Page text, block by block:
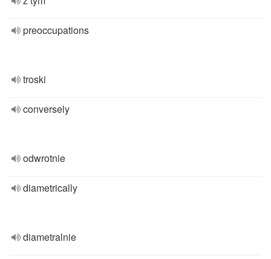
preoccupations
troski
conversely
odwrotnie
diametrically
diametralnie